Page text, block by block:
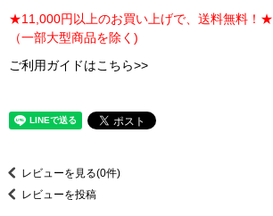
★11,000円以上のお買い上げで、送料無料！★
（一部大型商品を除く)
ご利用ガイドはこちら>>
レビューを見る(0件)
レビューを投稿